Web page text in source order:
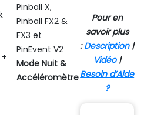
Pinball X,
Pinball FX2 &
FX3 et
PinEvent V2
Mode Nuit &
Accéléromètre
Pour en
savoir plus
:Description|
Vidéo|
Besoin d’Aide
?